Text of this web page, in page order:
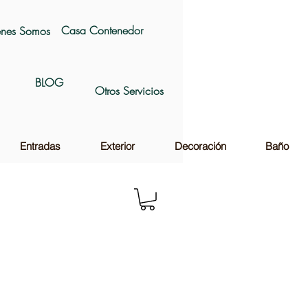
Somos Casa Contenedor
BLOG
Otros Servicios
Entradas Exterior Decoración Baño